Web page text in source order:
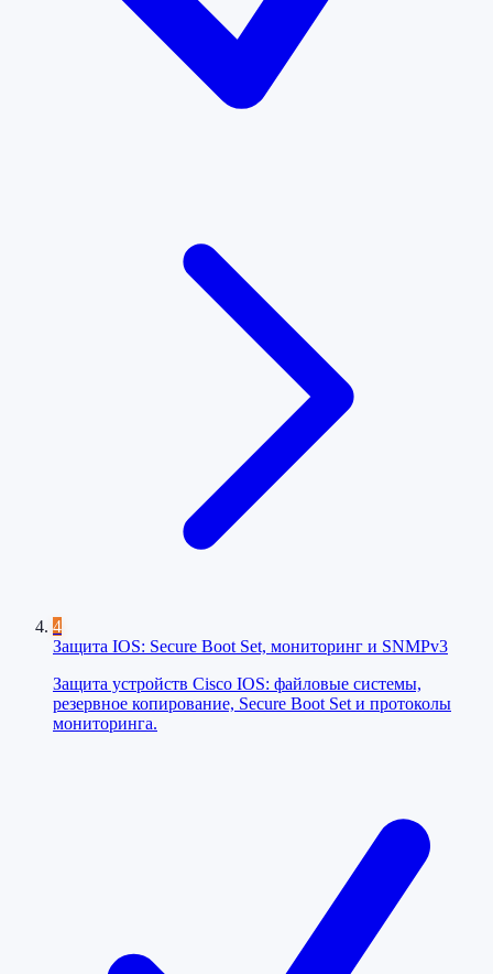
4
Защита IOS: Secure Boot Set, мониторинг и SNMPv3
Защита устройств Cisco IOS: файловые системы,
резервное копирование, Secure Boot Set и протоколы
мониторинга.